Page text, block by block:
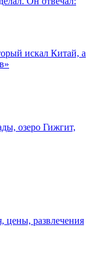
искал Китай, а
озеро Гижгит,
цены, развлечения